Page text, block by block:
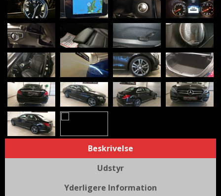
Beskrivelse
Udstyr
Yderligere Information